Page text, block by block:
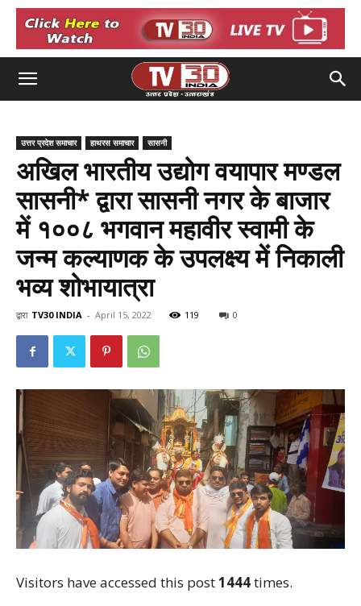
उत्तर प्रदेश समाचार हाथरस समाचार सासनी
अखिल भारतीय उद्योग वयापार मण्डल
सासनी* द्वारा सासनी नगर के बाजार
में १००८ भगवान महावीर स्वामी के
जन्म कल्याणक के उपलक्ष्य में निकाली
भव्य शोभायात्रा
द्वारा TV30 INDIA - April 15, 2022 119 0
Visitors have accessed this post1444times.